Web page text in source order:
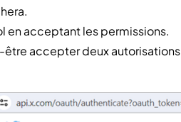
en acceptant les permissions.
être accepter deux autorisations